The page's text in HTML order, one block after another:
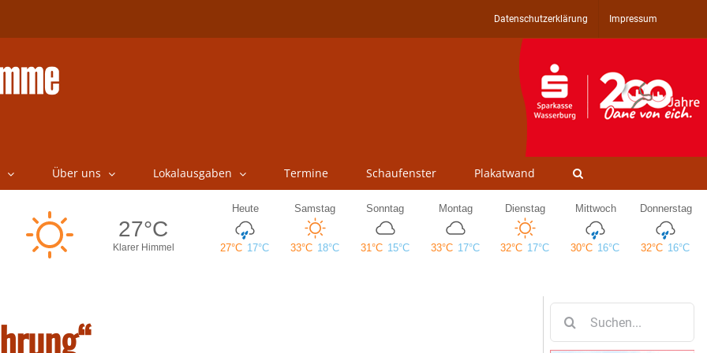
Datenschutzerklärung Impressum
Über uns Lokalausgaben Termine Schaufenster Plakatwand
nach: